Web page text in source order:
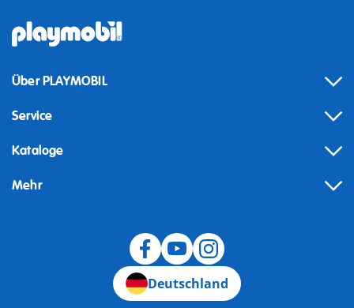
Über PLAYMOBIL
Service
Kataloge
Mehr
Deutschland